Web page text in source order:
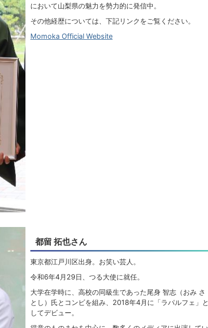
において山梨県の魅力を勢力的に発信中。
その他経歴については、下記リンクをご覧ください。
Momoka Official Website
都留 拓也さん
東京都江戸川区出身。お笑い芸人。
令和6年4月29日、つる大使に就任。
大学在学時に、高校の同級生であった尾身 智志（おみ さ
とし）氏とコンビを組み、2018年4月に「ラパルフェ」と
してデビュー。